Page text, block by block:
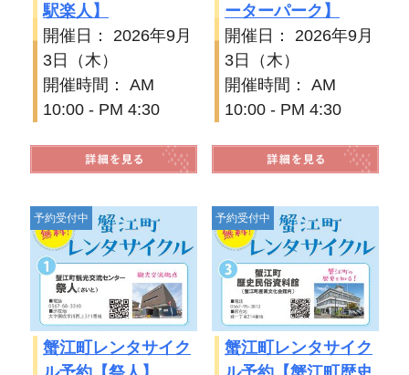
駅楽人】
開催日： 2026年9月
3日（木）
開催時間： AM
10:00 - PM 4:30
ーターパーク】
開催日： 2026年9月
3日（木）
開催時間： AM
10:00 - PM 4:30
予約受付中
蟹江町レンタサイク
予約受付中
蟹江町レンタサイク